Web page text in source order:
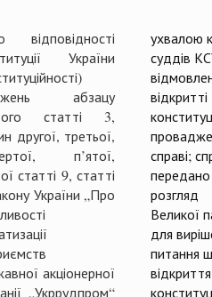
відповідності
України
абзацу
статті 3,
другої, третьої,
п’ятої,
статті 9, статті
України „Про
акціонерної
„Укррудпром“
ухвалою
суддів
відкритті
справі;
розгляд
Великої
для
питання
відкриття